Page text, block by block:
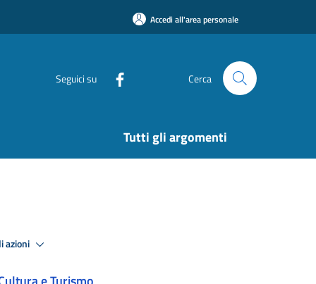
Accedi all'area personale
Seguici su Cerca
Tutti gli argomenti
azioni